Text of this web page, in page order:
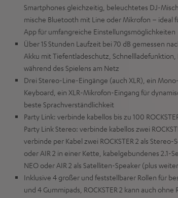
Smartphones gleichzeitig, beleuchtetes DJ-
mische Bluetooth mit Line oder Mikrofon – ideal
App für umfangreiche Einstellungsmöglichkeiten
Über 15 Stunden Laufzeit bei 70 dB gemessen
Akku mit Tiefentladeschutz,
während des Spielens am Netz
Drei Stereo-Line-Eingänge (auch XLR), ein
Keyboard, ein XLR-Mikrofon-Eingang für
beste Sprachverständlichkeit
Party Link: verbinde kabellos bis zu 100
Party Link Stereo: verbinde kabellos zwei
verbinde per Kabel zwei ROCKSTER 2 als Stereo-
oder AIR 2 in einer Kette, kabelgebundenes 2.1-
NEO oder AIR 2 als Satelliten-Speaker (plus
Inklusive 4 großer und feststellbarer Rollen für
und 4 Gummipads, ROCKSTER 2 kann auch